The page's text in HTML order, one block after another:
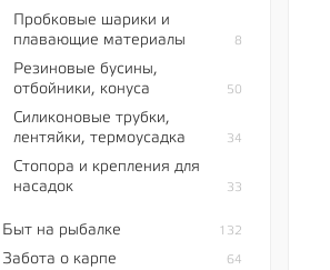
Пробковые шарики и
плавающие материалы
8
Резиновые бусины,
отбойники, конуса
50
Силиконовые трубки,
лентяйки, термоусадка
34
Стопора и крепления для
насадок
33
Быт на рыбалке 132
Забота о карпе 64